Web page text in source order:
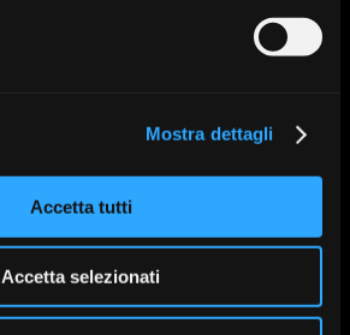
Mostra dettagli
Accetta tutti
Accetta selezionatiProtesi Multiple per
Impianti Avvitate